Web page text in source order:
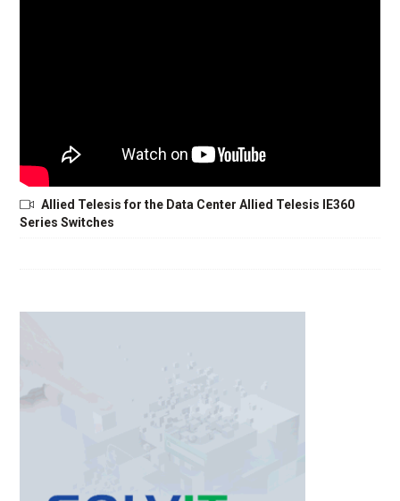
Allied Telesis for the Data Center Allied Telesis IE360
Series Switches